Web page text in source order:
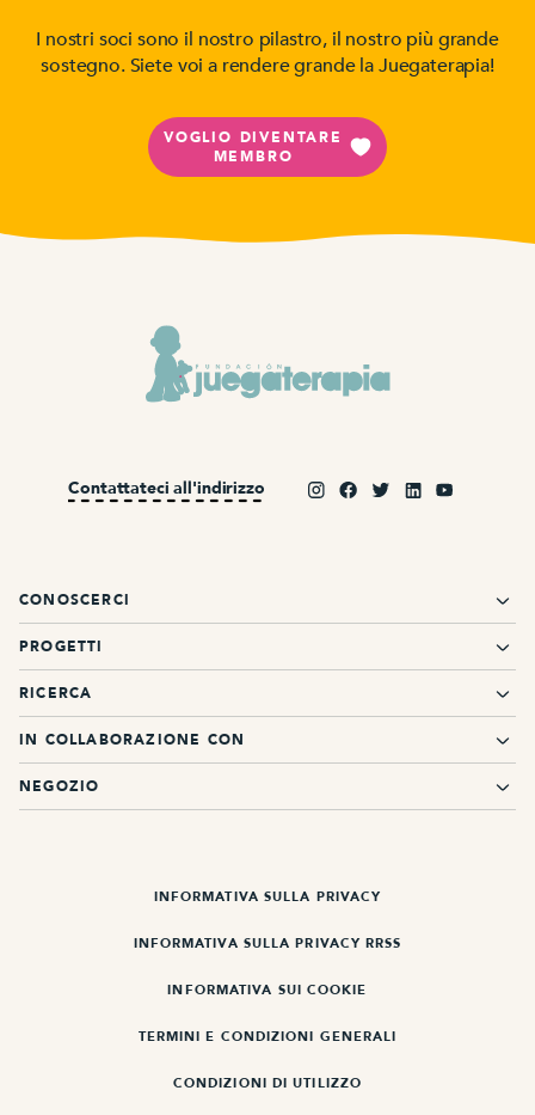
I nostri soci sono il nostro pilastro, il nostro più grande
sostegno. Siete voi a rendere grande la Juegaterapia!
VOGLIO DIVENTARE
MEMBRO
Contattateci all'indirizzo
CONOSCERCI
PROGETTI
RICERCA
IN COLLABORAZIONE CON
NEGOZIO
INFORMATIVA SULLA PRIVACY
INFORMATIVA SULLA PRIVACY RRSS
INFORMATIVA SUI COOKIE
TERMINI E CONDIZIONI GENERALI
CONDIZIONI DI UTILIZZO